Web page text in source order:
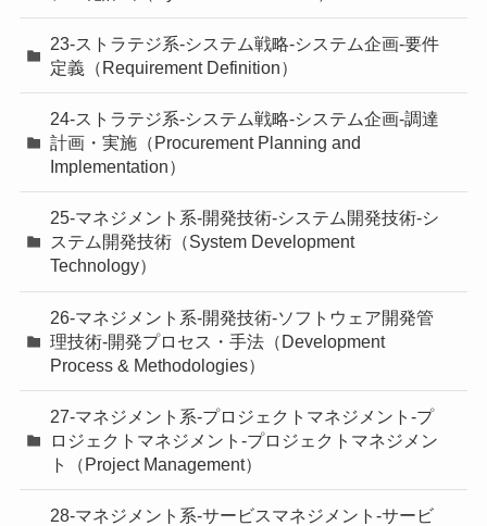
23-ストラテジ系-システム戦略-システム企画-要件
定義（Requirement Definition）
24-ストラテジ系-システム戦略-システム企画-調達
計画・実施（Procurement Planning and
Implementation）
25-マネジメント系-開発技術-システム開発技術-シ
ステム開発技術（System Development
Technology）
26-マネジメント系-開発技術-ソフトウェア開発管
理技術-開発プロセス・手法（Development
Process & Methodologies）
27-マネジメント系-プロジェクトマネジメント-プ
ロジェクトマネジメント-プロジェクトマネジメン
ト（Project Management）
28-マネジメント系-サービスマネジメント-サービ